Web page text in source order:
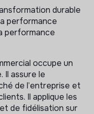
durable
performance
performance
occupe un
Il assure le
de l’entreprise et
Il applique les
de fidélisation sur